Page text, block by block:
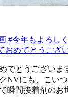
#今年もよろし
おめでとうござ
でとうございま
NVにも、こい
瞬間接着剤のお